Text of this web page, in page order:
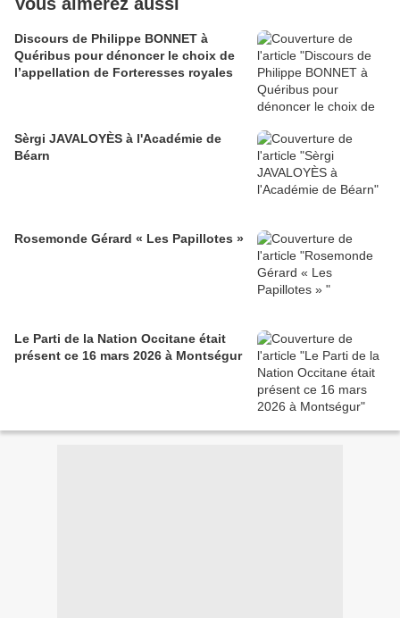
Discours de Philippe BONNET à
Quéribus pour dénoncer le choix de
l’appellation de Forteresses royales
Sèrgi JAVALOYÈS à l'Académie de
Béarn
Rosemonde Gérard « Les Papillotes »
Le Parti de la Nation Occitane était
présent ce 16 mars 2026 à Montségur